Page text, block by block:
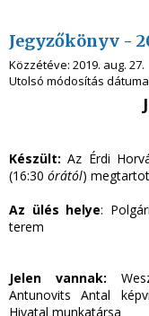
Jegyzőkönyv -
Közzétéve: 2019. aug. 27.
Utolsó módosítás
Készült: Az Érdi
(16:30 órától)
Az ülés helye:
terem
Jelen vannak:
Antunovits Antal
Hivatal munkatársa